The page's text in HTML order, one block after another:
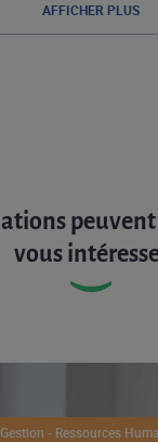
AFFICHER PLUS
vous
- Ressources